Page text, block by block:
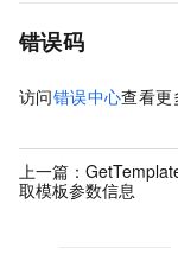
错误码
访问错误中心查看更
上一篇：
取模板参数信息